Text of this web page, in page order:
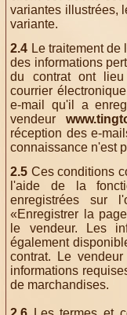
variantes illustrées,
variante.
2.4 Le traitement
des informations
du contrat ont
courrier
e-mail qu'il a
vendeur
réception des e-
connaissance n'est
2.5 Ces conditions
l'aide de la
enregistrées sur
«Enregistrer la
le vendeur. Les
également
contrat. Le
informations
de marchandises.